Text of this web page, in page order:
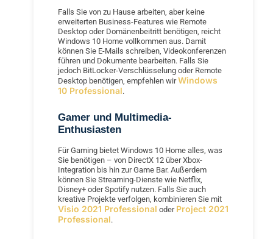
Falls Sie von zu Hause arbeiten, aber keine
erweiterten Business-Features wie Remote
Desktop oder Domänenbeitritt benötigen, reicht
Windows 10 Home vollkommen aus. Damit
können Sie E-Mails schreiben, Videokonferenzen
führen und Dokumente bearbeiten. Falls Sie
jedoch BitLocker-Verschlüsselung oder Remote
Desktop benötigen, empfehlen wirWindows
10 Professional.
Gamer und Multimedia-
Enthusiasten
Für Gaming bietet Windows 10 Home alles, was
Sie benötigen – von DirectX 12 über Xbox-
Integration bis hin zur Game Bar. Außerdem
können Sie Streaming-Dienste wie Netflix,
Disney+ oder Spotify nutzen. Falls Sie auch
kreative Projekte verfolgen, kombinieren Sie mit
Visio 2021 Professional oder Project 2021
Professional.